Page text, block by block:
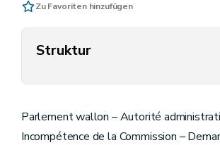
Zu Favoriten hinzufügen
Struktur
Parlement wallon – Autorité
Incompétence de la Commission –